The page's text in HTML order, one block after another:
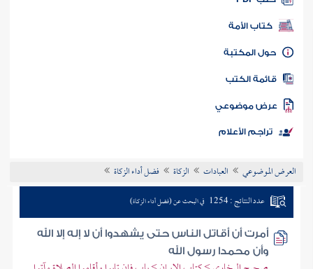
كتب PDF
كتاب الأمة
المكتبة
الكتب
موضوعي
تراجم الأعلام
العرض الموضوعي العبادات الزكاة فضل أداء الزكاة
عدد النتائج : 1254 في البحث عن (فضل أداء الزكاة)
أمرت أن أقاتل الناس حتى يشهدوا أن لا إله إلا الله
وأن محمدا رسول الله